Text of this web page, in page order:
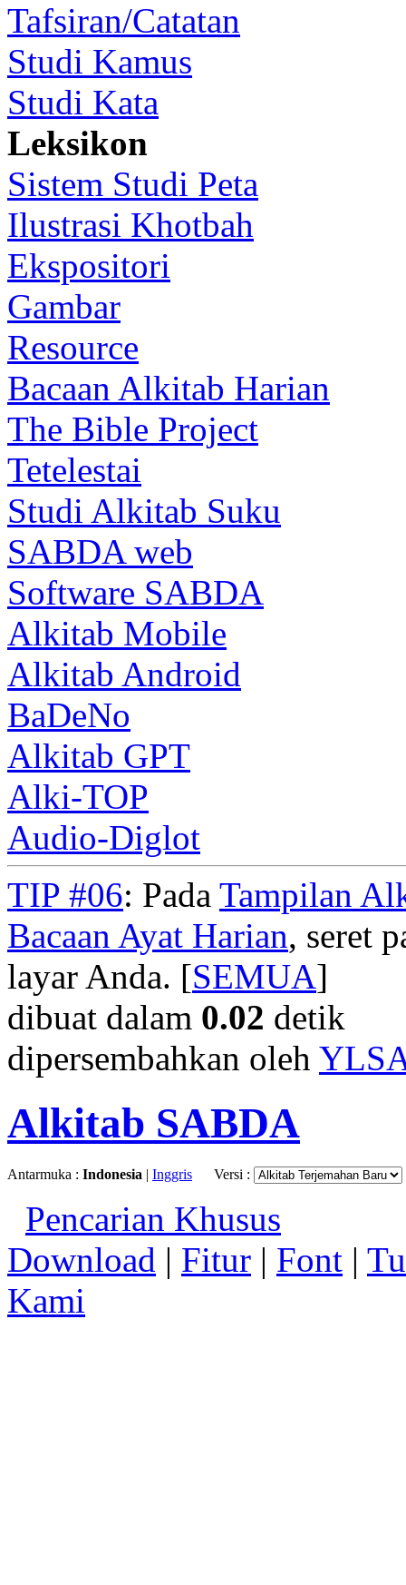
Tafsiran/Catatan
Studi Kamus
Studi Kata
Leksikon
Sistem Studi Peta
Ilustrasi Khotbah
Ekspositori
Gambar
Resource
Bacaan Alkitab Harian
The Bible Project
Tetelestai
Studi Alkitab Suku
SABDA web
Software SABDA
Alkitab Mobile
Alkitab Android
BaDeNo
Alkitab GPT
Alki-TOP
Audio-Diglot
TIP #06: Pada Tampilan
Bacaan Ayat Harian, seret
layar Anda. [SEMUA]
dibuat dalam 0.02 detik
dipersembahkan oleh
Alkitab SABDA
Antarmuka : Indonesia | Inggris Versi :
Pencarian Khusus
Download | Fitur | Font |
Kami